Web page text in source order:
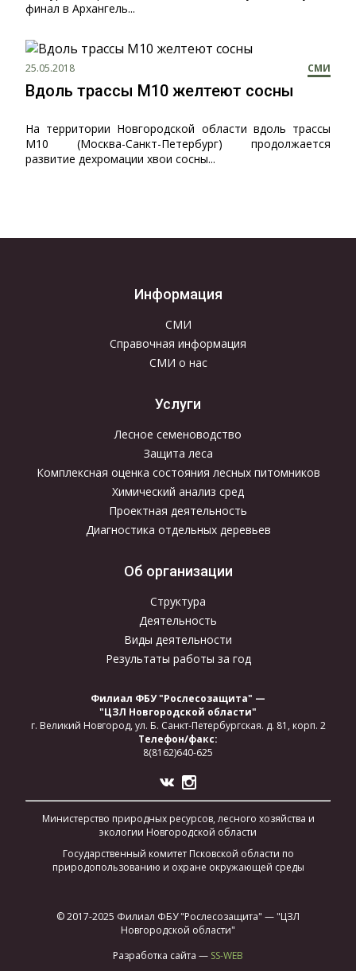
финал в Архангель...
25.05.2018 СМИ
Вдоль трассы М10 желтеют сосны
На территории Новгородской области вдоль трассы
М10 (Москва-Санкт-Петербург) продолжается
развитие дехромации хвои сосны...
Информация
СМИ
Справочная информация
СМИ о нас
Услуги
Лесное семеноводство
Защита леса
Комплексная оценка состояния лесных питомников
Химический анализ сред
Проектная деятельность
Диагностика отдельных деревьев
Об организации
Структура
Деятельность
Виды деятельности
Результаты работы за год
Филиал ФБУ "Рослесозащита" —
"ЦЗЛ Новгородской области"
г. Великий Новгород, ул. Б. Санкт-Петербургская. д. 81, корп. 2
Телефон/факс:
8(8162)640-625
Министерство природных ресурсов, лесного хозяйства и
экологии Новгородской области
Государственный комитет Псковской области по
природопользованию и охране окружающей среды
© 2017-2025 Филиал ФБУ "Рослесозащита" — "ЦЗЛ
Новгородской области"
Разработка сайта — SS-WEB